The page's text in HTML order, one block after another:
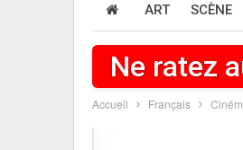
ART SCÈNE
Ne ratez
Accueil Français